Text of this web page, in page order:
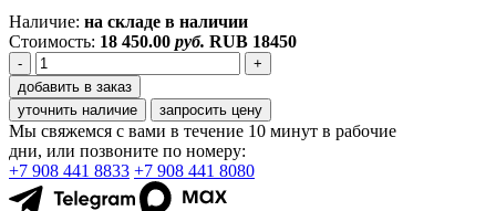
Наличие: на складе в наличии
Стоимость: 18 450.00 руб. RUB 18450
-
+
добавить в заказ
уточнить наличие
запросить цену
Мы свяжемся с вами в течение 10 минут в рабочие
дни, или позвоните по номеру:
+7 908 441 8833 +7 908 441 8080